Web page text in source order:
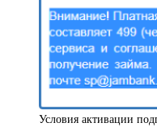
Условия активации